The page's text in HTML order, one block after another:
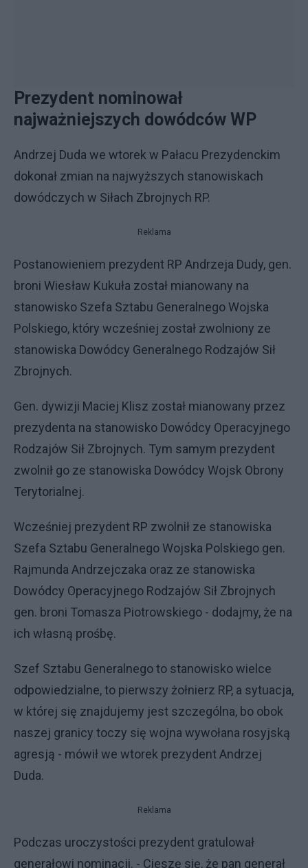
Prezydent nominował
najważniejszych dowódców WP
Andrzej Duda we wtorek w Pałacu Prezydenckim
dokonał zmian na najwyższych stanowiskach
dowódczych w Siłach Zbrojnych RP.
Reklama
Postanowieniem prezydent RP Andrzeja Dudy, gen.
broni Wiesław Kukuła został mianowany na
stanowisko Szefa Sztabu Generalnego Wojska
Polskiego, który wcześniej został zwolniony ze
stanowiska Dowódcy Generalnego Rodzajów Sił
Zbrojnych.
Gen. dywizji Maciej Klisz został mianowany przez
prezydenta na stanowisko Dowódcy Operacyjnego
Rodzajów Sił Zbrojnych. Tym samym prezydent
zwolnił go ze stanowiska Dowódcy Wojsk Obrony
Terytorialnej.
Wcześniej prezydent RP zwolnił ze stanowiska
Szefa Sztabu Generalnego Wojska Polskiego gen.
Rajmunda Andrzejczaka oraz ze stanowiska
Dowódcy Operacyjnego Rodzajów Sił Zbrojnych
gen. broni Tomasza Piotrowskiego - dodajmy, że na
ich własną prośbę.
Szef Sztabu Generalnego to stanowisko wielce
odpowiedzialne, to pierwszy żołnierz RP, a sytuacja,
w której się znajdujemy jest szczególna, bo obok
naszej granicy toczy się wojna wywołana rosyjską
agresją - mówił we wtorek prezydent Andrzej
Duda.
Reklama
Podczas uroczystości prezydent gratulował
generałowi nominacji. - Cieszę się, że pan generał